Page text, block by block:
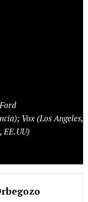
Vox (Los Angeles,
EE.UU)